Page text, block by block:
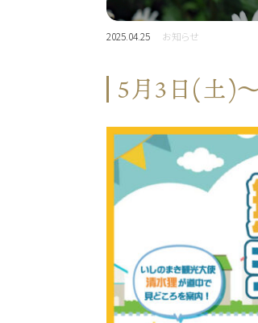
2025.04.25 お知らせ
5月3日(土)